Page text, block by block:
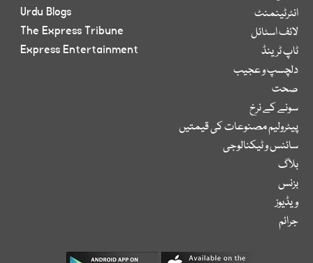
انٹرٹینمنٹ
لائف اسٹائل
ٹاپ ٹرینڈ
دلچسپ و عجیب
صحت
سونے کے نرخ
پیٹرولیم مصنوعات کی قیمتیں
سائنس و ٹیکنالوجی
بلاگ
بزنس
ویڈیوز
جرائم
Urdu Blogs
The Express Tribune
Express Entertainment